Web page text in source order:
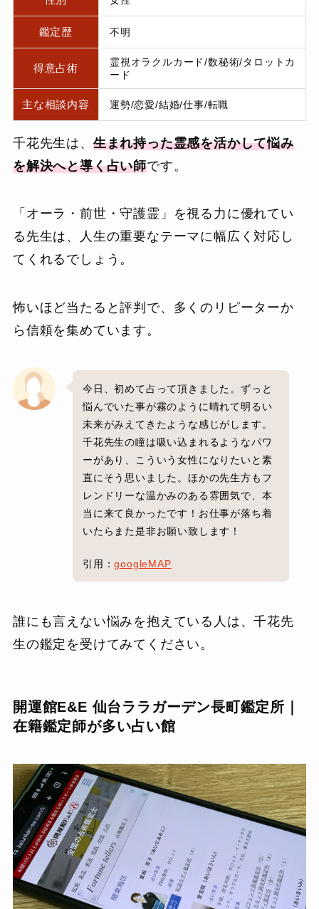
鑑定歴 不明
得意占術
霊視オラクルカード/数秘術/タロットカ
ード
主な相談内容 運勢/恋愛/結婚/仕事/転職
千花先生は、 生まれ持った霊感を活かして悩み
を解決へと導く占い師です。
「オーラ・前世・守護霊」を視る力に優れてい
る先生は、人生の重要なテーマに幅広く対応し
てくれるでしょう。
怖いほど当たると評判で、多くのリピーターか
ら信頼を集めています。
今日、初めて占って頂きました。ずっと
悩んでいた事が霧のように晴れて明るい
未来がみえてきたような感じがします。
千花先生の瞳は吸い込まれるようなパワ
ーがあり、こういう女性になりたいと素
直にそう思いました。ほかの先生方もフ
レンドリーな温かみのある雰囲気で、本
当に来て良かったです！お仕事が落ち着
いたらまた是非お願い致します！
引用：googleMAP
誰にも言えない悩みを抱えている人は、千花先
生の鑑定を受けてみてください。
開運館E&E 仙台ララガーデン長町鑑定所｜
在籍鑑定師が多い占い館